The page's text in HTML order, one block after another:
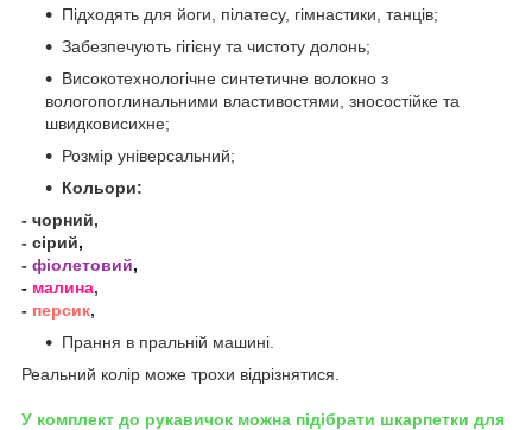
Підходять для йоги, пілатесу, гімнастики, танців;
Забезпечують гігієну та чистоту долонь;
Високотехнологічне синтетичне волокно з
вологопоглинальними властивостями, зносостійке та
швидковисихне;
Розмір універсальний;
Кольори:
- чорний,
- сірий,
- фіолетовий,
- малина,
- персик,
Прання в пральній машині.
Реальний колір може трохи відрізнятися.
У комплект до рукавичок можна підібрати шкарпетки для